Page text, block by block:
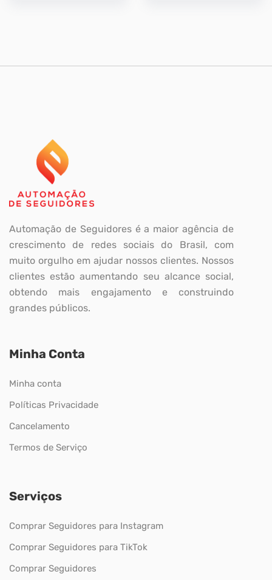
Automação de Seguidores é a maior agência de
crescimento de redes sociais do Brasil, com
muito orgulho em ajudar nossos clientes. Nossos
clientes estão aumentando seu alcance social,
obtendo mais engajamento e construindo
grandes públicos.
Minha Conta
Minha conta
Políticas Privacidade
Cancelamento
Termos de Serviço
Serviços
Comprar Seguidores para Instagram
Comprar Seguidores para TikTok
Comprar Seguidores